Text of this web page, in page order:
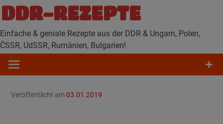
Zum
Inhalt
springen
DDR-REZEPTE
Einfache & geniale Rezepte aus der DDR & Ungarn, Polen,
ČSSR, UdSSR, Rumänien, Bulgarien!
Veröffentlicht am 03.01.2019